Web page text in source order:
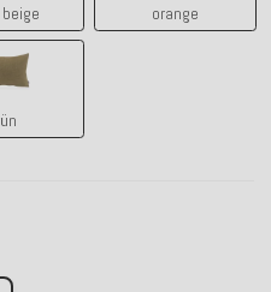
orange
grün